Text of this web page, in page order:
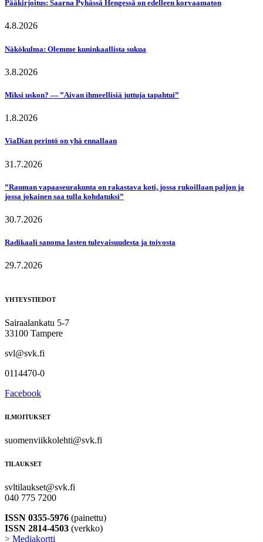
Pääkirjoitus: Saarna Pyhässä Hengessä on edelleen korvaamaton
4.8.2026
Näkökulma: Olemme kuninkaallista sukua
3.8.2026
Miksi uskon? — ”Aivan ihmeellisiä juttuja tapahtui”
1.8.2026
ViaDian perintö on yhä ennallaan
31.7.2026
”Rauman vapaaseurakunta on rakastava koti, jossa rukoillaan paljon ja
jossa jokainen saa tulla kohdatuksi”
30.7.2026
Radikaali sanoma lasten tulevaisuudesta ja toivosta
29.7.2026
YHTEYSTIEDOT
Sairaalankatu 5-7
33100 Tampere
svl@svk.fi
0114470-0
Facebook
ILMOITUKSET
suomenviikkolehti@svk.fi
TILAUKSET
svltilaukset@svk.fi
040 775 7200
ISSN 0355-5976 (painettu)
ISSN 2814-4503 (verkko)
> Mediakortti